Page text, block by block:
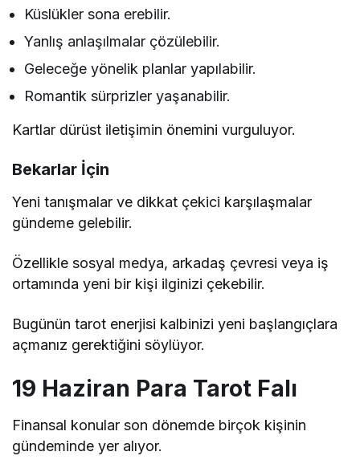
Küslükler sona erebilir.
Yanlış anlaşılmalar çözülebilir.
Geleceğe yönelik planlar yapılabilir.
Romantik sürprizler yaşanabilir.
Kartlar dürüst iletişimin önemini vurguluyor.
Bekarlar İçin
Yeni tanışmalar ve dikkat çekici karşılaşmalar
gündeme gelebilir.
Özellikle sosyal medya, arkadaş çevresi veya iş
ortamında yeni bir kişi ilginizi çekebilir.
Bugünün tarot enerjisi kalbinizi yeni başlangıçlara
açmanız gerektiğini söylüyor.
19 Haziran Para Tarot Falı
Finansal konular son dönemde birçok kişinin
gündeminde yer alıyor.